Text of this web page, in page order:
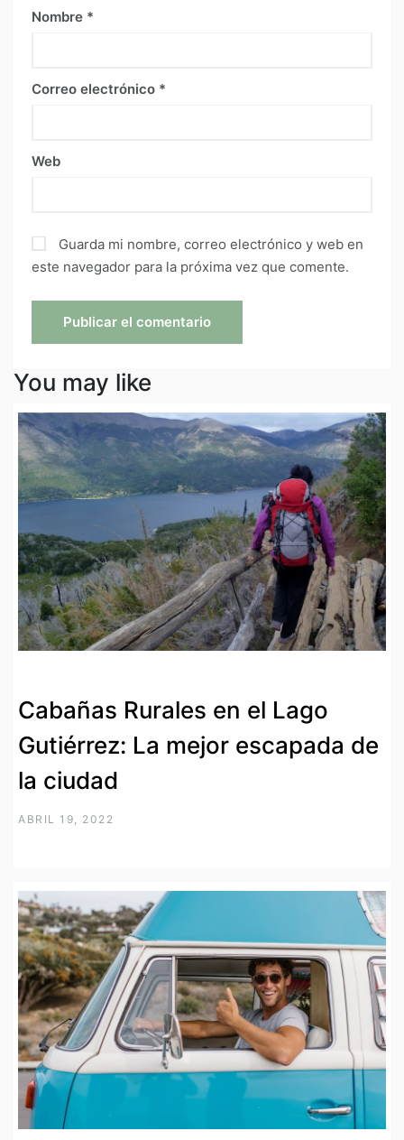
Nombre *
Correo electrónico *
Web
Guarda mi nombre, correo electrónico y web en
este navegador para la próxima vez que comente.
You may like
Cabañas Rurales en el Lago
Gutiérrez: La mejor escapada de
la ciudad
ABRIL 19, 2022